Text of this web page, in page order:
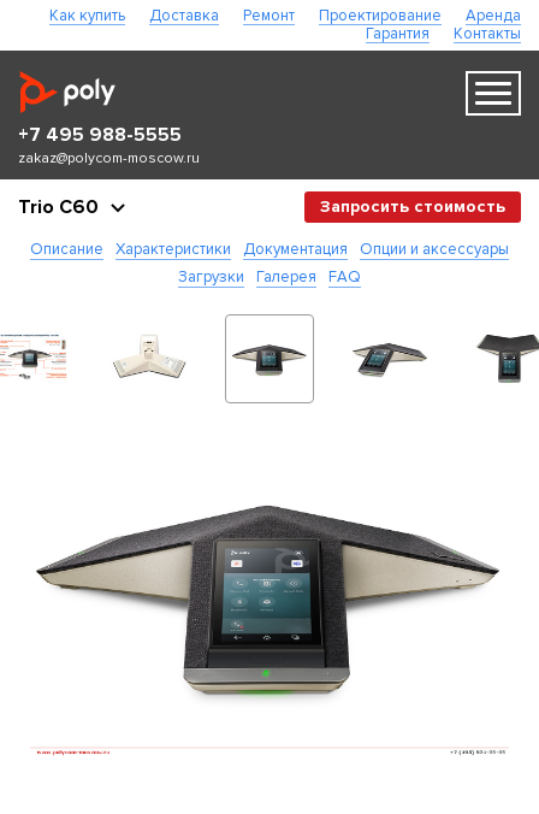
Как купить Доставка Ремонт Проектирование
Аренда
Гарантия
Контакты
+7 495 988-5555
zakaz@polycom-moscow.ru
Trio С60
Описание Характеристики Документация
Опции и аксессуары
Загрузки
Галерея FAQ
Запросить стоимость